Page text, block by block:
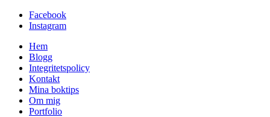
Facebook
Instagram
Hem
Blogg
Integritetspolicy
Kontakt
Mina boktips
Om mig
Portfolio